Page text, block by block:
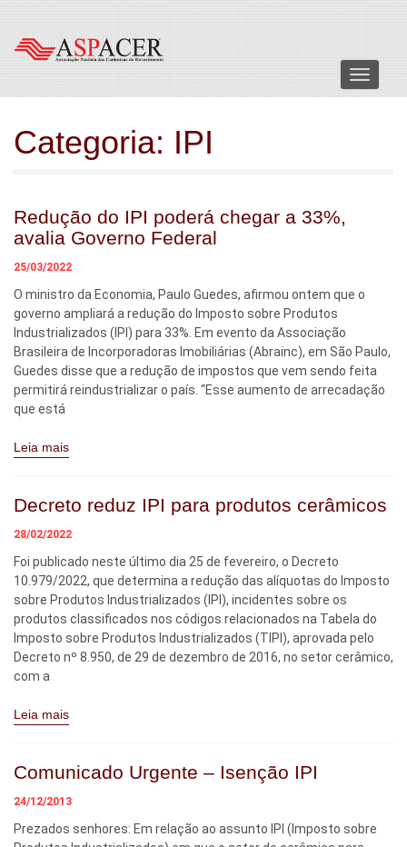
Menu
Categoria: IPI
Redução do IPI poderá chegar a 33%,
avalia Governo Federal
25/03/2022
O ministro da Economia, Paulo Guedes, afirmou ontem que o
governo ampliará a redução do Imposto sobre Produtos
Industrializados (IPI) para 33%. Em evento da Associação
Brasileira de Incorporadoras Imobiliárias (Abrainc), em São Paulo,
Guedes disse que a redução de impostos que vem sendo feita
permitirá reindustrializar o país. “Esse aumento de arrecadação
que está
Leia mais
Decreto reduz IPI para produtos cerâmicos
28/02/2022
Foi publicado neste último dia 25 de fevereiro, o Decreto
10.979/2022, que determina a redução das alíquotas do Imposto
sobre Produtos Industrializados (IPI), incidentes sobre os
produtos classificados nos códigos relacionados na Tabela do
Imposto sobre Produtos Industrializados (TIPI), aprovada pelo
Decreto nº 8.950, de 29 de dezembro de 2016, no setor cerâmico,
com a
Leia mais
Comunicado Urgente – Isenção IPI
24/12/2013
Prezados senhores: Em relação ao assunto IPI (Imposto sobre